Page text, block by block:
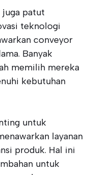
juga patut
teknologi
conveyor
Banyak
memilih mereka
kebutuhan
untuk
layanan
produk. Hal ini
untuk